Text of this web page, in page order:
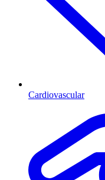
Cardiovascular